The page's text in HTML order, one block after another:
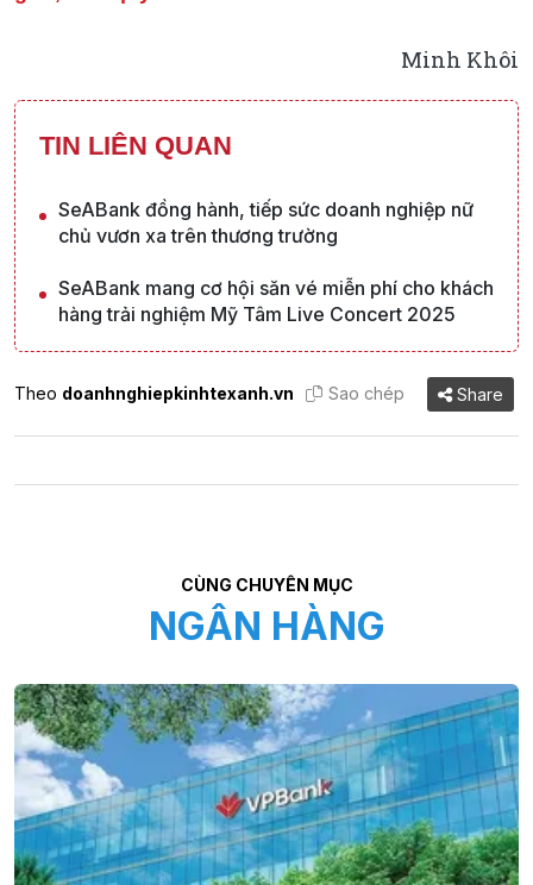
Minh Khôi
TIN LIÊN QUAN
SeABank đồng hành, tiếp sức doanh nghiệp nữ
chủ vươn xa trên thương trường
SeABank mang cơ hội săn vé miễn phí cho khách
hàng trải nghiệm Mỹ Tâm Live Concert 2025
Theo doanhnghiepkinhtexanh.vn Sao chép Share
CÙNG CHUYÊN MỤC
NGÂN HÀNG